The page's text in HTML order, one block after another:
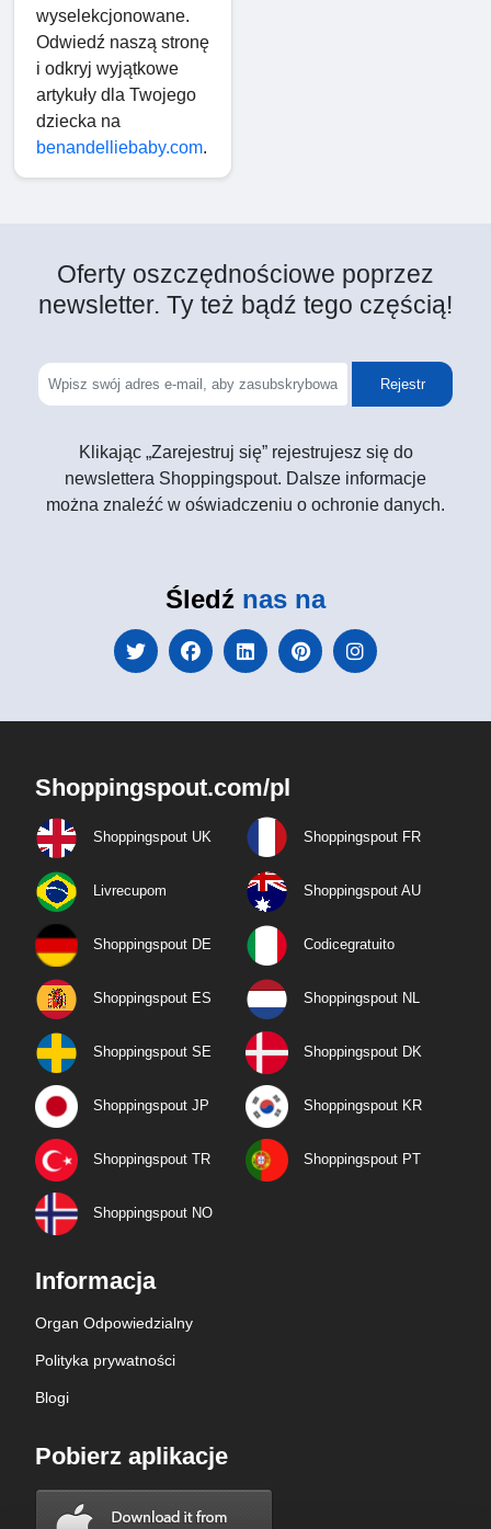
wyselekcjonowane.
Odwiedź naszą stronę
i odkryj wyjątkowe
artykuły dla Twojego
dziecka na
benandelliebaby.com.
Oferty oszczędnościowe poprzez
newsletter. Ty też bądź tego częścią!
Rejestr
Klikając „Zarejestruj się” rejestrujesz się do
newslettera Shoppingspout. Dalsze informacje
można znaleźć w oświadczeniu o ochronie danych.
Śledź nas na
Shoppingspout.com/pl
Shoppingspout UK Shoppingspout FR
Livrecupom Shoppingspout AU
Shoppingspout DE Codicegratuito
Shoppingspout ES Shoppingspout NL
Shoppingspout SE Shoppingspout DK
Shoppingspout JP Shoppingspout KR
Shoppingspout TR Shoppingspout PT
Shoppingspout NO
Informacja
Organ Odpowiedzialny
Polityka prywatności
Blogi
Pobierz aplikacje